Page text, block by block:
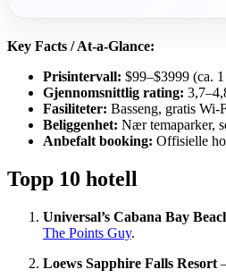
Key Facts / At-a-Glance:
Prisintervall: $99–$3999 (ca.
Gjennomsnittlig rating:
Fasiliteter: Basseng, gratis Wi-
Beliggenhet: Nær temaparker,
Anbefalt booking: Offisielle
Topp 10 hotell
Universal’s Cabana Bay
The Points Guy.
Loews Sapphire Falls Resort